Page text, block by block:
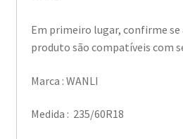
Em primeiro lugar, confirme se
produto são compatíveis com
Marca : WANLI
Medida : 235/60R18